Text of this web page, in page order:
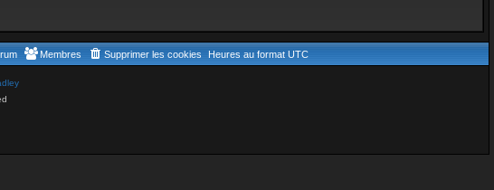
Heures au format UTC
Supprimer les cookies
Membres